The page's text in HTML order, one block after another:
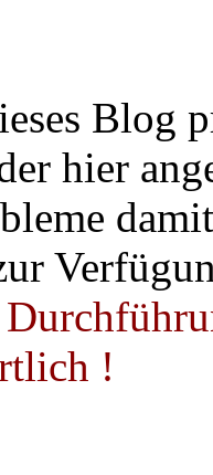
Blog
hier
!